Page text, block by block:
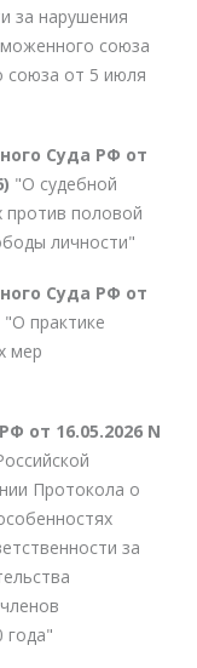
за нарушения
союза
союза от 5 июля
Суда РФ от
"О судебной
против половой
личности"
Суда РФ от
"О практике
мер
от 16.05.2026 N
Протокола о
за
года"